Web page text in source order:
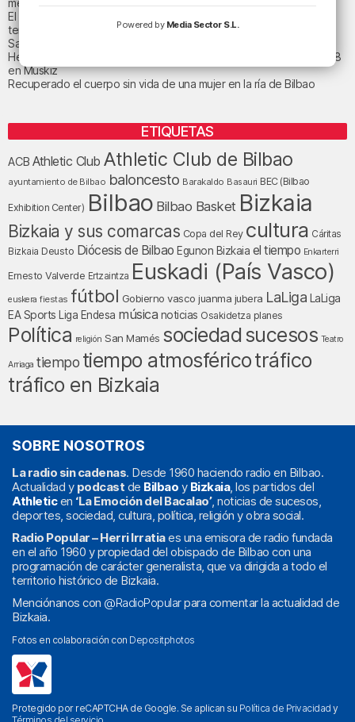
mejoras con una inversión de 19,3 millones
El tiempo este viernes en Bizkaia: subida notable de las
temperaturas máximas
San Juan de Gaztelugatxe cerrará el día del eclipse
Heridas dos personas en un accidente entre tres vehículos en la A8
en Muskiz
Recuperado el cuerpo sin vida de una mujer en la ría de Bilbao
ETIQUETAS
ACB Athletic Club Athletic Club de Bilbao
ayuntamiento de Bilbao baloncesto Barakaldo Basauri BEC (Bilbao
Exhibition Center) Bilbao Bilbao Basket Bizkaia
Bizkaia y sus comarcas Copa del Rey cultura Cáritas
Bizkaia Deusto Diócesis de Bilbao Egunon Bizkaia el tiempo Enkarterri
Ernesto Valverde Ertzaintza Euskadi (País Vasco)
euskera fiestas fútbol Gobierno vasco juanma jubera LaLiga LaLiga
EA Sports
Liga Endesa música noticias Osakidetza planes
Política religión San Mamés sociedad sucesos Teatro
Arriaga tiempo tiempo atmosféricotráfico
tráfico en Bizkaia
SOBRE NOSOTROS
La radio sin cadenas. Desde 1960 haciendo radio en Bilbao.
Actualidad y podcast de Bilbao y Bizkaia, los partidos del
Athleticen ‘La Emoción del Bacalao’, noticias de sucesos,
deportes, sociedad, cultura, política, religión y obra social.
Radio Popular – Herri Irratiaes una emisora de radio fundada
en el año 1960 y propiedad del obispado de Bilbao con una
programación de carácter generalista, que va dirigida a todo el
territorio histórico de Bizkaia.
Menciónanos con @RadioPopularpara comentar la actualidad de
Bizkaia.
Fotos en colaboración con Depositphotos
Protegido por reCAPTCHA de Google. Se aplican su Política de Privacidad y
Powered by Media Sector S.L.